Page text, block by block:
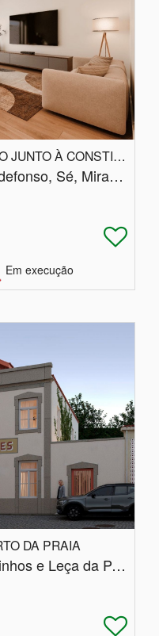
MORADIA V3 COM TERRAÇO JUNTO À CONSTITUIÇÃO
Porto, Porto, Cedofeita, Ildefonso, Sé, Miragaia, Nicolau, Vitória
Em execução
DA PRAIA
Porto, Matosinhos, Matosinhos e Leça da Palmeira